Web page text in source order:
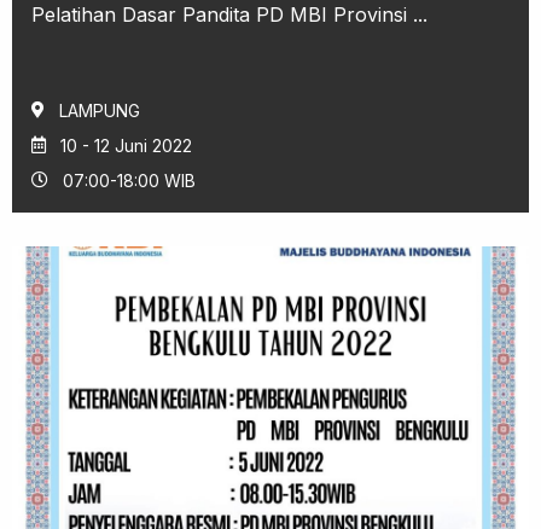
Pelatihan Dasar Pandita PD MBI Provinsi ...
LAMPUNG
10 - 12 Juni 2022
07:00-18:00 WIB